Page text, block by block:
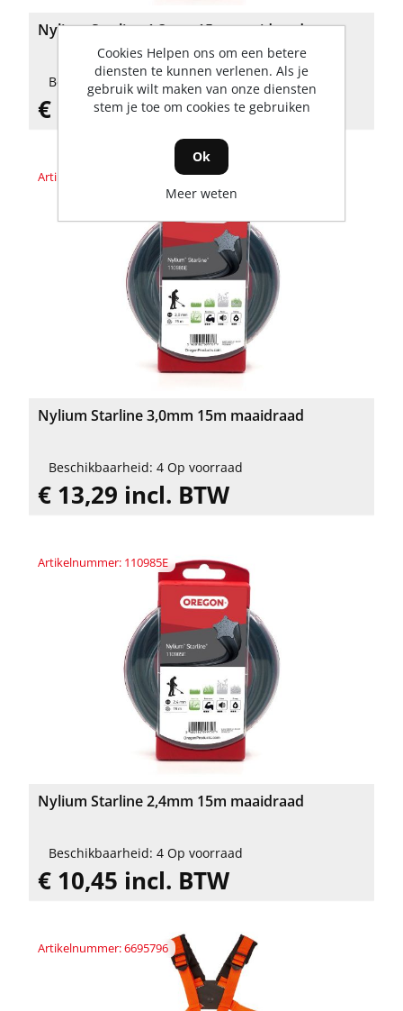
Nylium Starline 1,3mm 15m maaidraad
Beschikbaarheid: 4 Op voorraad
€ 7,72 incl. BTW
Artikelnummer: 110986E
Nylium Starline 3,0mm 15m maaidraad
Beschikbaarheid: 4 Op voorraad
€ 13,29 incl. BTW
Artikelnummer: 110985E
Nylium Starline 2,4mm 15m maaidraad
Beschikbaarheid: 4 Op voorraad
€ 10,45 incl. BTW
Artikelnummer: 6695796
Cookies Helpen ons om een betere
diensten te kunnen verlenen. Als je
gebruik wilt maken van onze diensten
stem je toe om cookies te gebruiken
Ok
Meer weten